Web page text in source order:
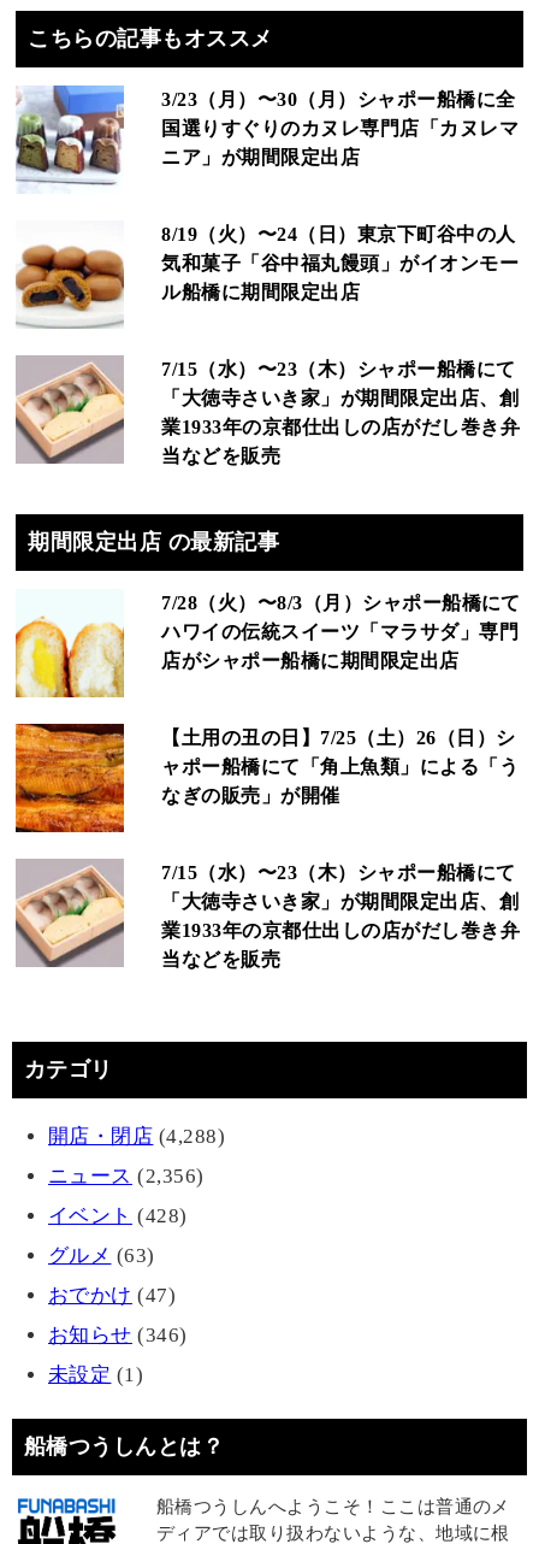
こちらの記事もオススメ
3/23（月）〜30（月）シャポー船橋に全
国選りすぐりのカヌレ専門店「カヌレマ
ニア」が期間限定出店
8/19（火）〜24（日）東京下町谷中の人
気和菓子「谷中福丸饅頭」がイオンモー
ル船橋に期間限定出店
7/15（水）〜23（木）シャポー船橋にて
「大徳寺さいき家」が期間限定出店、創
業1933年の京都仕出しの店がだし巻き弁
当などを販売
期間限定出店 の最新記事
7/28（火）〜8/3（月）シャポー船橋にて
ハワイの伝統スイーツ「マラサダ」専門
店がシャポー船橋に期間限定出店
【土用の丑の日】7/25（土）26（日）シ
ャポー船橋にて「角上魚類」による「う
なぎの販売」が開催
7/15（水）〜23（木）シャポー船橋にて
「大徳寺さいき家」が期間限定出店、創
業1933年の京都仕出しの店がだし巻き弁
当などを販売
カテゴリ
開店・閉店 (4,288)
ニュース (2,356)
イベント (428)
グルメ (63)
おでかけ (47)
お知らせ (346)
未設定 (1)
船橋つうしんとは？
船橋つうしんへようこそ！ここは普通のメ
ディアでは取り扱わないような、地域に根